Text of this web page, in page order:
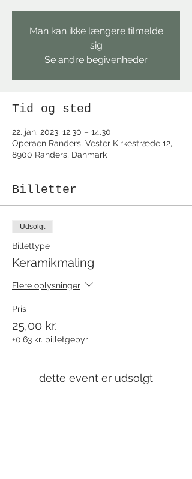
Man kan ikke længere tilmelde
sig
Se andre begivenheder
Tid og sted
22. jan. 2023, 12.30 – 14.30
Operaen Randers, Vester Kirkestræde 12,
8900 Randers, Danmark
Billetter
Udsolgt
Billettype
Keramikmaling
Flere oplysninger
Pris
25,00 kr.
+0,63 kr. billetgebyr
dette event er udsolgt